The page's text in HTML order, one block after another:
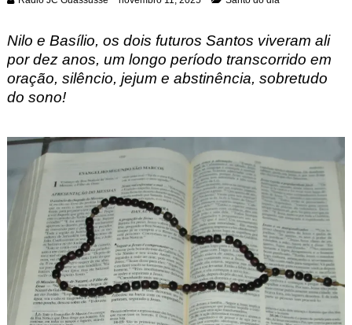
Nilo e Basílio, os dois futuros Santos viveram ali
por dez anos, um longo período transcorrido em
oração, silêncio, jejum e abstinência, sobretudo
do sono!